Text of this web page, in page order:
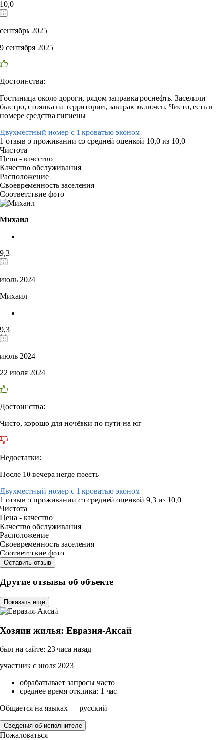
10,0
сентябрь 2025
9 сентября 2025
Достоинства:
Гостиница около дороги, рядом заправка роснефть. Заселили
быстро, стоянка на территории, завтрак включен. Чисто, есть в
номере средства гигиены
Двухместный номер с 1 кроватью эконом
1 отзыв о проживании со средней оценкой 10,0 из 10,0
Чистота
Цена - качество
Качество обслуживания
Расположение
Своевременность заселения
Соответствие фото
Михаил
9,3
июль 2024
Михаил
9,3
июль 2024
22 июля 2024
Достоинства:
Чисто, хорошо для ночёвки по пути на юг
Недостатки:
После 10 вечера негде поесть
Двухместный номер с 1 кроватью эконом
1 отзыв о проживании со средней оценкой 9,3 из 10,0
Чистота
Цена - качество
Качество обслуживания
Расположение
Своевременность заселения
Соответствие фото
Оставить отзыв
Другие отзывы об объекте
Показать ещё
Хозяин жилья: Евразия-Аксай
был на сайте: 23 часа назад
участник с июля 2023
обрабатывает запросы часто
среднее время отклика: 1 час
Общается на языках — русский
Сведения об исполнителе
Пожаловаться